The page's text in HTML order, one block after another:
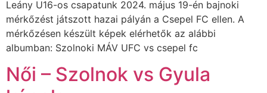
Leány U16-os csapatunk 2024. május 19-én bajnoki
mérkőzést játszott hazai pályán a Csepel FC ellen. A
mérkőzésen készült képek elérhetők az alábbi
albumban: Szolnoki MÁV UFC vs csepel fc
Női – Szolnok vs Gyula